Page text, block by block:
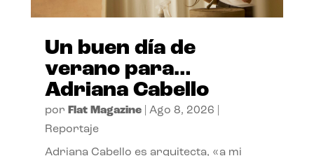
Un buen día de
verano para…
Adriana Cabello
por Flat Magazine| Ago 8, 2026
Reportaje
Adriana Cabello es arquitecta, «a mi